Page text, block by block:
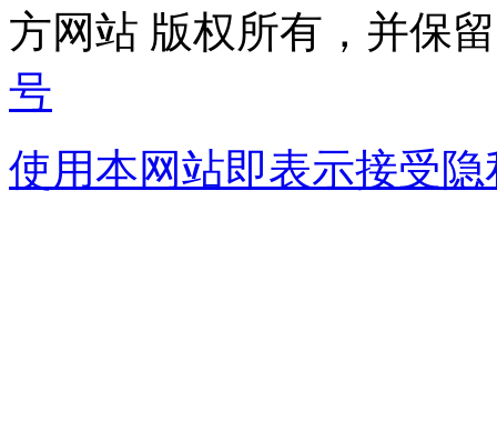
方网站 版权所有，并保
号
使用本网站即表示接受